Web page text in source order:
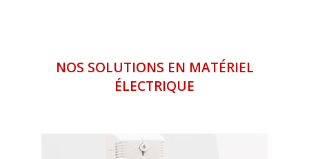
NOS SOLUTIONS EN MATÉRIEL
ÉLECTRIQUE